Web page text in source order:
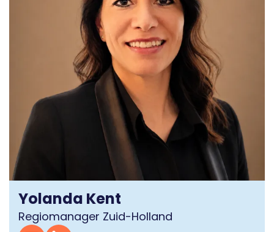
Yolanda Kent
Regiomanager Zuid-Holland